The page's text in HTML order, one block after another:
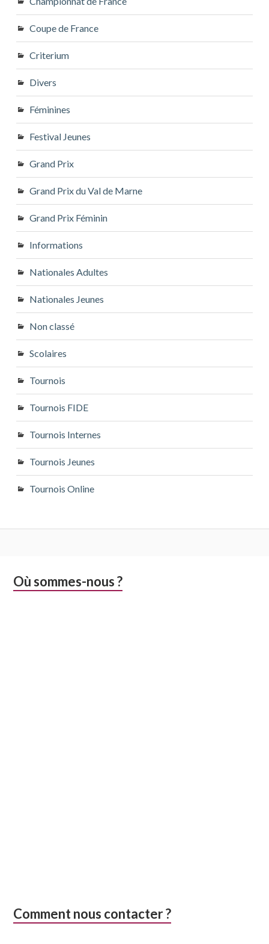
Coupe de France
Criterium
Divers
Féminines
Festival Jeunes
Grand Prix
Grand Prix du Val de Marne
Grand Prix Féminin
Informations
Nationales Adultes
Nationales Jeunes
Non classé
Scolaires
Tournois
Tournois FIDE
Tournois Internes
Tournois Jeunes
Tournois Online
Colonne
Où sommes-nous ?
Comment nous contacter ?